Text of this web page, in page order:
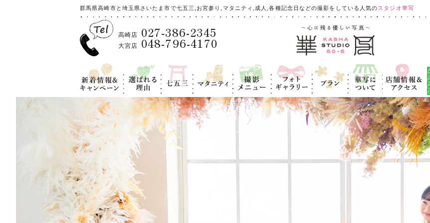
群馬県高崎市と埼玉県さいたま市で七五三,お宮参り,マタニティ,成人,各種記念日などの撮影をしている人気のスタジオ華写
高崎店 027-386-2345
大宮店 048-796-4170
新着情報＆キ
ャンペーン
選ばれる理
由
七五三 マタニティ
撮影メニュ
ー
フォトギャラ
リー
プラン
華写につい
て
店舗情報＆ア
クセス